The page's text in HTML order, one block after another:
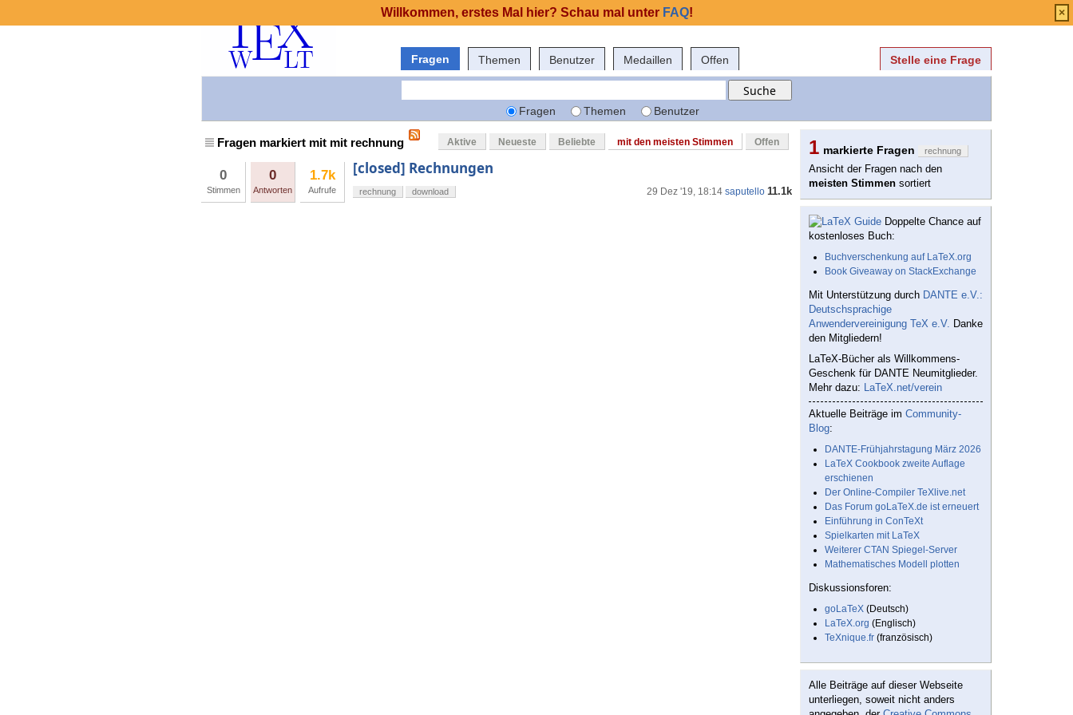
Fragen Themen Benutzer Medaillen Offen Stelle eine Frage
Fragen Themen Benutzer
Fragen markiert mit mit rechnung Aktive Neueste Beliebte mit den meisten Stimmen Offen
0
Stimmen
0
Antworten
1.7k
Aufrufe
[closed] Rechnungen
29 Dez '19, 18:14 saputello 11.1k
rechnung download
1 markierte Fragen rechnung
Ansicht der Fragen nach den
meisten Stimmen sortiert
Doppelte Chance auf
kostenloses Buch:
Buchverschenkung auf LaTeX.org
Book Giveaway on StackExchange
Mit Unterstützung durch DANTE e.V.:
Deutschsprachige
Anwendervereinigung TeX e.V. Danke
den Mitgliedern!
LaTeX-Bücher als Willkommens-
Geschenk für DANTE Neumitglieder.
Mehr dazu: LaTeX.net/verein
Aktuelle Beiträge im Community-
Blog:
DANTE-Frühjahrstagung März 2026
LaTeX Cookbook zweite Auflage
erschienen
Der Online-Compiler TeXlive.net
Das Forum goLaTeX.de ist erneuert
Einführung in ConTeXt
Spielkarten mit LaTeX
Weiterer CTAN Spiegel-Server
Mathematisches Modell plotten
Diskussionsforen:
goLaTeX (Deutsch)
LaTeX.org (Englisch)
TeXnique.fr (französisch)
Alle Beiträge auf dieser Webseite
unterliegen, soweit nicht anders
Willkommen, erstes Mal hier? Schau mal unter FAQ! ×